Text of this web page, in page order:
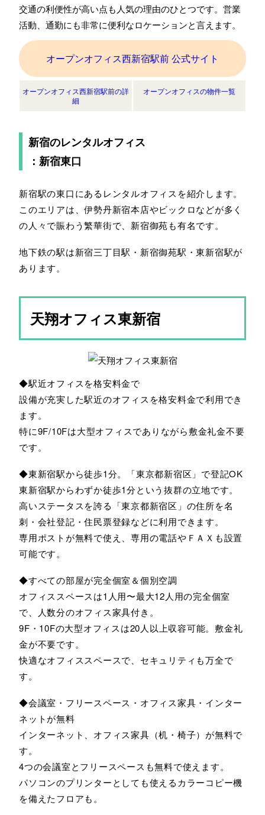
交通の利便性が高い点も人気の理由のひとつです。営業
活動、通勤にも非常に便利なロケーションと言えます。
オープンオフィス西新宿駅前 公式サイト
オープンオフィス西新宿駅前の詳
細
オープンオフィスの物件一覧
新宿のレンタルオフィス
：新宿東口
新宿駅の東口にあるレンタルオフィスを紹介します。
このエリアは、伊勢丹新宿本店やビックロなどが多く
の人々で賑わう繁華街で、新宿御苑も有名です。
地下鉄の駅は新宿三丁目駅・新宿御苑駅・東新宿駅が
あります。
天翔オフィス東新宿
◆駅近オフィスを格安料金で
設備が充実した駅近のオフィスを格安料金で利用でき
ます。
特に9F/10Fは大型オフィスでありながら敷金礼金不要
です。
◆東新宿駅から徒歩1分。「東京都新宿区」で登記OK
東新宿駅からわずか徒歩1分という抜群の立地です。
高いステータスを誇る「東京都新宿区」の住所を名
刺・会社登記・住民票登録などに利用できます。
専用ポストが無料で使え、専用の電話やＦＡＸも設置
可能です。
◆すべての部屋が完全個室＆個別空調
オフィススペースは1人用〜最大12人用の完全個室
で、人数分のオフィス家具付き。
9F・10Fの大型オフィスは20人以上収容可能。敷金礼
金が不要です。
快適なオフィススペースで、セキュリティも万全で
す。
◆会議室・フリースペース・オフィス家具・インター
ネットが無料
インターネット、オフィス家具（机・椅子）が無料で
す。
4つの会議室とフリースペースも無料で使えます。
パソコンのプリンターとしても使えるカラーコピー機
を備えたフロアも。